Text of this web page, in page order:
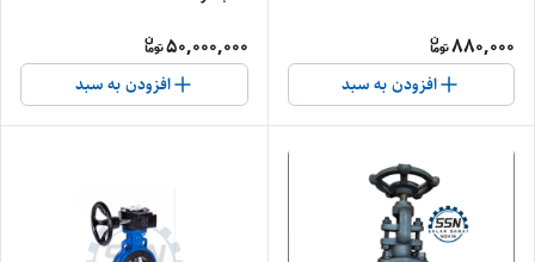
880,000
افزودن به سبد
50,000,000
افزودن به سبد